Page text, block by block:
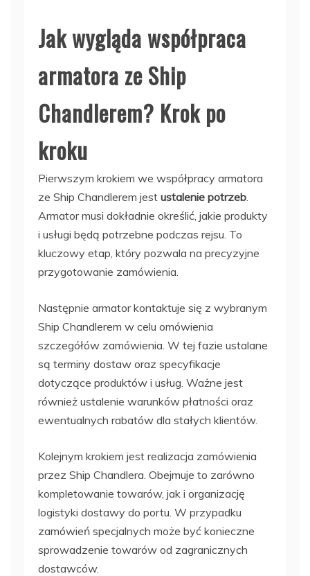
Jak wygląda współpraca
armatora ze Ship
Chandlerem? Krok po
kroku
Pierwszym krokiem we współpracy armatora
ze Ship Chandlerem jest ustalenie potrzeb
Armator musi dokładnie określić, jakie produkty
i usługi będą potrzebne podczas rejsu. To
kluczowy etap, który pozwala na precyzyjne
przygotowanie zamówienia.
Następnie armator kontaktuje się z wybranym
Ship Chandlerem w celu omówienia
szczegółów zamówienia. W tej fazie ustalane
są terminy dostaw oraz specyfikacje
dotyczące produktów i usług. Ważne jest
również ustalenie warunków płatności oraz
ewentualnych rabatów dla stałych klientów.
Kolejnym krokiem jest realizacja zamówienia
przez Ship Chandlera. Obejmuje to zarówno
kompletowanie towarów, jak i organizację
logistyki dostawy do portu. W przypadku
zamówień specjalnych może być konieczne
sprowadzenie towarów od zagranicznych
dostawców.